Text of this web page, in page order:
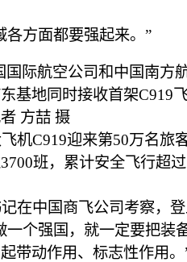
方面都要强起来。”
国际航空公司和中国南方
基地同时接收首架C919
方喆 摄
C919迎来第50万名旅
班，累计安全飞行超
中国商飞公司考察，登
一个强国，就一定要把装
带动作用、标志性作用。